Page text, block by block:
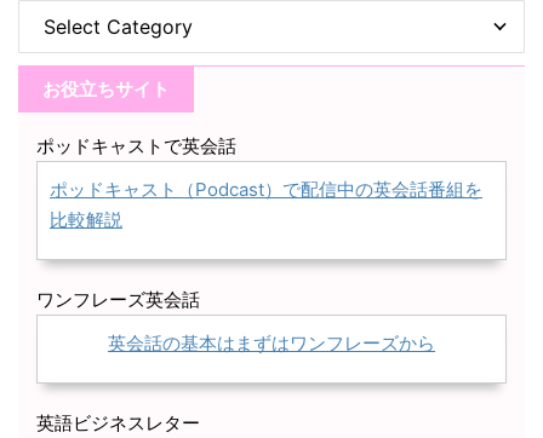
お役立ちサイト
ポッドキャストで英会話
ポッドキャスト（Podcast）で配信中の英会話番組を
比較解説
ワンフレーズ英会話
英会話の基本はまずはワンフレーズから
英語ビジネスレター